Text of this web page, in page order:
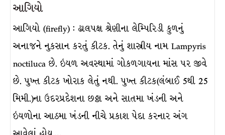
આગિયો
આગિયો (firefly) : ઢાલપક્ષ શ્રેણીના લેમ્પિરિડી કુળનું
અનાજને નુકસાન કરતું કીટક. તેનું શાસ્ત્રીય નામ Lampyris
noctiluca છે. ઇયળ અવસ્થામાં ગોકળગાયના માંસ પર જીવે
છે. પુખ્ત કીટક ખોરાક લેતું નથી. પુખ્ત કીટક(લંબાઈ 5થી 25
મિમી.)ના ઉદરપ્રદેશના છઠ્ઠા અને સાતમા ખંડની અને
ઇયળોના આઠમા ખંડની નીચે પ્રકાશ પેદા કરનાર અંગ